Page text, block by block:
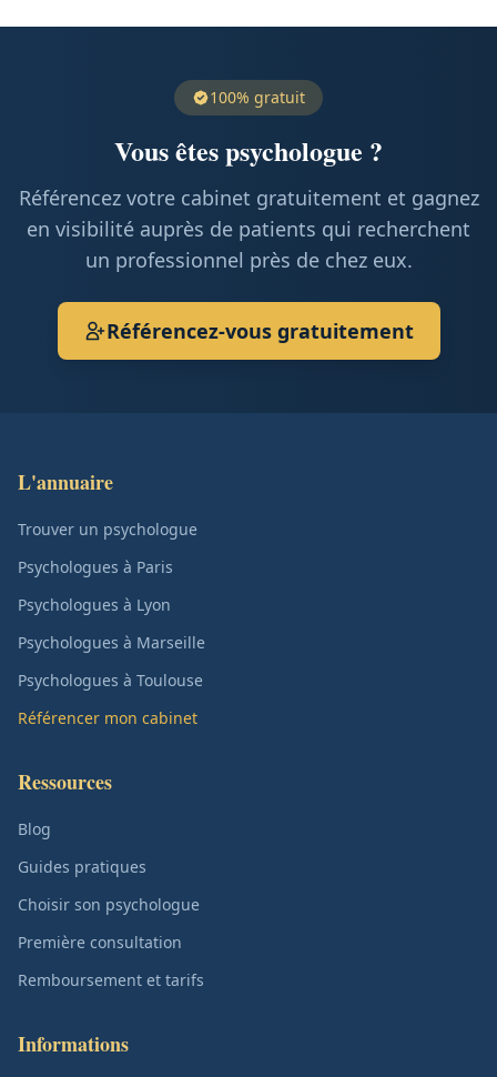
100% gratuit
Vous êtes psychologue ?
Référencez votre cabinet gratuitement et gagnez
en visibilité auprès de patients qui recherchent
un professionnel près de chez eux.
Référencez-vous gratuitement
L'annuaire
Trouver un psychologue
Psychologues à Paris
Psychologues à Lyon
Psychologues à Marseille
Psychologues à Toulouse
Référencer mon cabinet
Ressources
Blog
Guides pratiques
Choisir son psychologue
Première consultation
Remboursement et tarifs
Informations